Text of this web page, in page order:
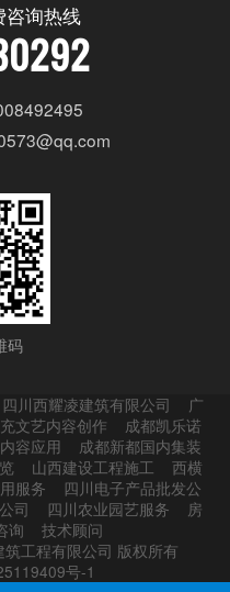
咨询热线
码
四川西耀凌建筑有限公司
广
文艺内容创作
成都凯乐诺
容应用
成都新都国内集装
山西建设工程施工
西横
服务
四川电子产品批发公
司 四川农业园艺服务
房
询
技术顾问
工程有限公司 版权所有
号-1